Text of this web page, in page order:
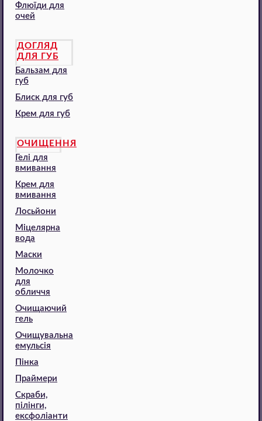
Флюїди для
очей
ДОГЛЯД
ДЛЯ ГУБ
Бальзам для
губ
Блиск для губ
Крем для губ
ОЧИЩЕННЯ
Гелі для
вмивання
Крем для
вмивання
Лосьйони
Міцелярна
вода
Маски
Молочко
для
обличчя
Очищаючий
гель
Очищувальна
емульсія
Пінка
Праймери
Скраби,
пілінги,
ексфоліанти